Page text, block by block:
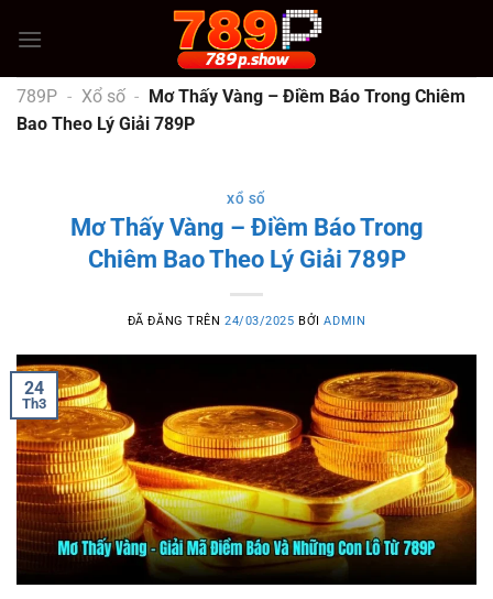
đến
dung789P - Xổ số - Mơ Thấy Vàng – Điềm Báo Trong Chiêm
Bao Theo Lý Giải 789P
XỔ SỐ
Mơ Thấy Vàng – Điềm Báo Trong
Chiêm Bao Theo Lý Giải 789P
ĐÃ ĐĂNG TRÊN24/03/2025 BỞIADMIN
24
Th3